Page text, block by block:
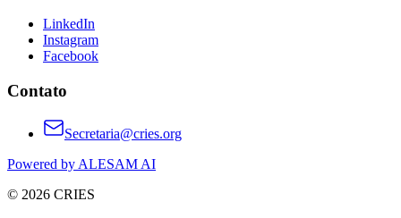
LinkedIn
Instagram
Facebook
Contato
Secretaria@cries.org
Powered by ALESAM AI
© 2026 CRIES